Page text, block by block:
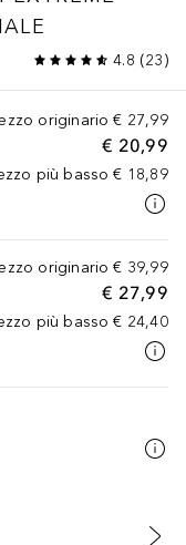
4.8 (23)
originario € 27,99
€ 20,99
più basso € 18,89
originario € 39,99
€ 27,99
più basso € 24,40